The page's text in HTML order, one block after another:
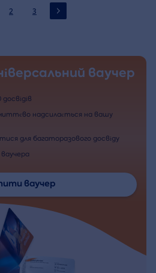
2 3
ваучер
надсилається на вашу
для багаторазового досвіду
ваучера
ваучер